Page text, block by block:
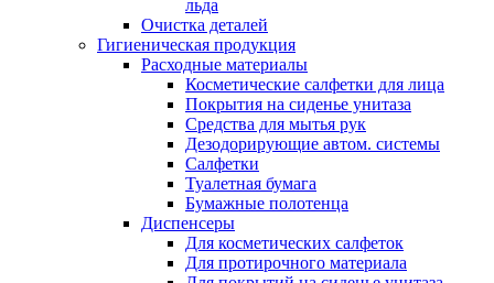
льда
Очистка деталей
Гигиеническая продукция
Расходные материалы
Косметические салфетки для лица
Покрытия на сиденье унитаза
Средства для мытья рук
Дезодорирующие автом. системы
Салфетки
Туалетная бумага
Бумажные полотенца
Диспенсеры
Для косметических салфеток
Для протирочного материала